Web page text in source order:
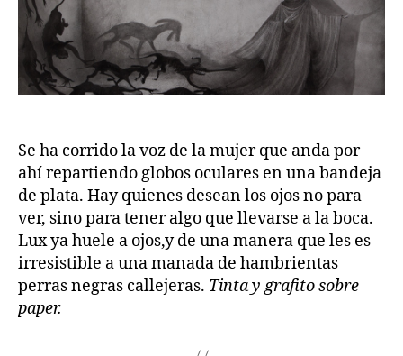
Se ha corrido la voz de la mujer que anda por
ahí repartiendo globos oculares en una bandeja
de plata. Hay quienes desean los ojos no para
ver, sino para tener algo que llevarse a la boca.
Lux ya huele a ojos,y de una manera que les es
irresistible a una manada de hambrientas
perras negras callejeras. Tinta y grafito sobre
paper.